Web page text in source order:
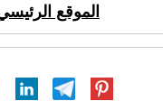
الموقع